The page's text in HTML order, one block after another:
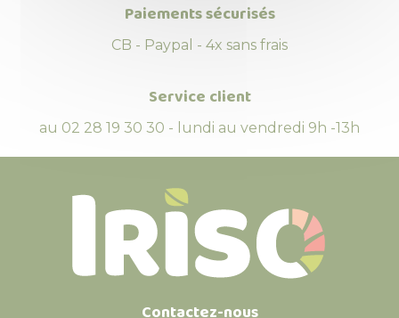
Paiements sécurisés
CB - Paypal - 4x sans frais
Service client
au 02 28 19 30 30 - lundi au vendredi 9h -13h
Contactez-nous